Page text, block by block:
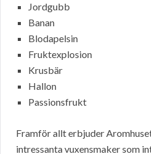
Jordgubb
Banan
Blodapelsin
Fruktexplosion
Krusbär
Hallon
Passionsfrukt
Framför allt erbjuder
intressanta vuxensmaker som